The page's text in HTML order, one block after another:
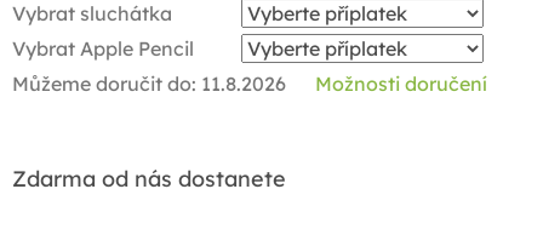
Vybrat sluchátka
Vybrat Apple Pencil
Můžeme doručit do: 11.8.2026 Možnosti doručení
Zdarma od nás dostanete